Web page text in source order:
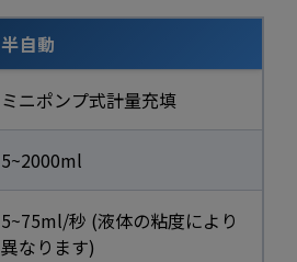
半自動
ミニポンプ式計量充填
5~2000ml
5~75ml/秒 (液体の粘度により
異なります)